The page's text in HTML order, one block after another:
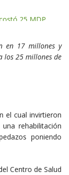
en 17 millones y
los 25 millones de
el cual invirtieron
rehabilitación
poniendo
Centro de Salud